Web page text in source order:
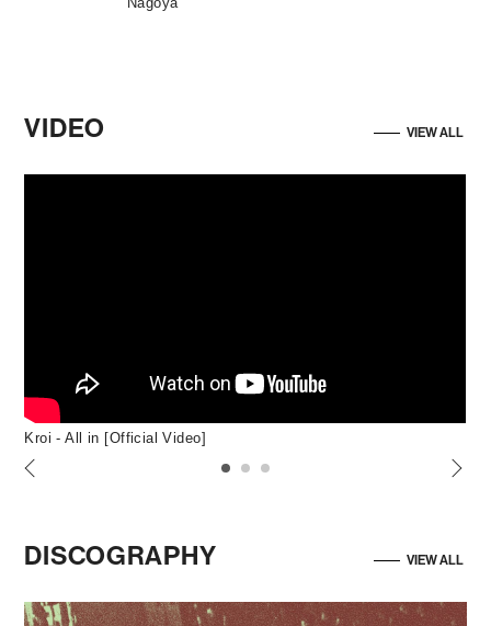
VIDEO VIEW ALL
Kroi - All in [Official Video]
DISCOGRAPHY VIEW ALL